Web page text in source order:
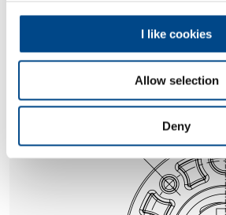
I like cookies
Allow selection
Deny